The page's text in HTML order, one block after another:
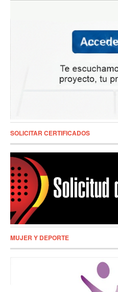
SOLICITAR CERTIFICADOS
MUJER Y DEPORTE